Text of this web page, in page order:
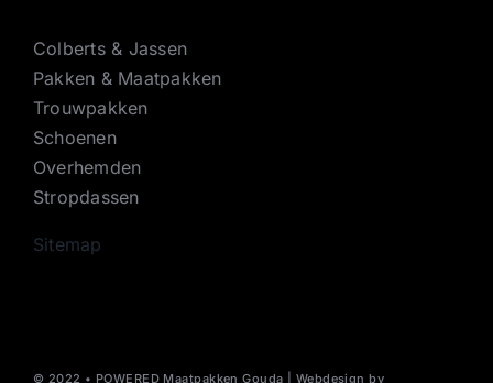
Colberts & Jassen
Pakken & Maatpakken
Trouwpakken
Schoenen
Overhemden
Stropdassen
Sitemap
© 2022 • POWERED Maatpakken Gouda | Webdesign by